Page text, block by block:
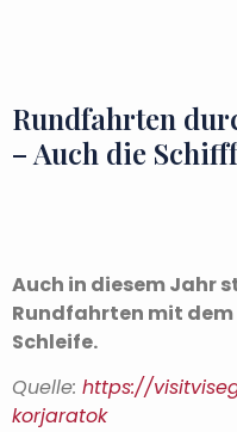
Rundfahrten
– Auch die
Auch in diesem Jahr
Rundfahrten mit
Schleife.
Quelle: https://
korjaratok